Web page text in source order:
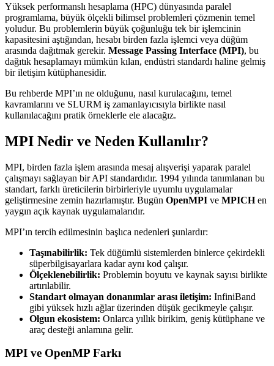
Yüksek performanslı hesaplama (HPC) dünyasında paralel
programlama, büyük ölçekli bilimsel problemleri çözmenin temel
yoludur. Bu problemlerin büyük çoğunluğu tek bir işlemcinin
kapasitesini aştığından, hesabı birden fazla işlemci veya düğüm
arasında dağıtmak gerekir. Message Passing Interface (MPI), bu
dağıtık hesaplamayı mümkün kılan, endüstri standardı haline gelmiş
bir iletişim kütüphanesidir.
Bu rehberde MPI’ın ne olduğunu, nasıl kurulacağını, temel
kavramlarını ve SLURM iş zamanlayıcısıyla birlikte nasıl
kullanılacağını pratik örneklerle ele alacağız.
MPI Nedir ve Neden Kullanılır?
MPI, birden fazla işlem arasında mesaj alışverişi yaparak paralel
çalışmayı sağlayan bir API standardıdır. 1994 yılında tanımlanan bu
standart, farklı üreticilerin birbirleriyle uyumlu uygulamalar
geliştirmesine zemin hazırlamıştır. Bugün OpenMPI ve MPICHen
yaygın açık kaynak uygulamalarıdır.
MPI’ın tercih edilmesinin başlıca nedenleri şunlardır:
Taşınabilirlik: Tek düğümlü sistemlerden binlerce çekirdekli
süperbilgisayarlara kadar aynı kod çalışır.
Ölçeklenebilirlik: Problemin boyutu ve kaynak sayısı birlikte
artırılabilir.
Standart olmayan donanımlar arası iletişim: InfiniBand
gibi yüksek hızlı ağlar üzerinden düşük gecikmeyle çalışır.
Olgun ekosistem: Onlarca yıllık birikim, geniş kütüphane ve
araç desteği anlamına gelir.
MPI ve OpenMP Farkı